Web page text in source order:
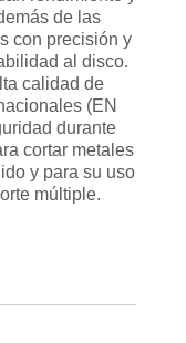
de las
con precisión y
al disco.
calidad de
(EN
durante
cortar metales
y para su uso
múltiple.